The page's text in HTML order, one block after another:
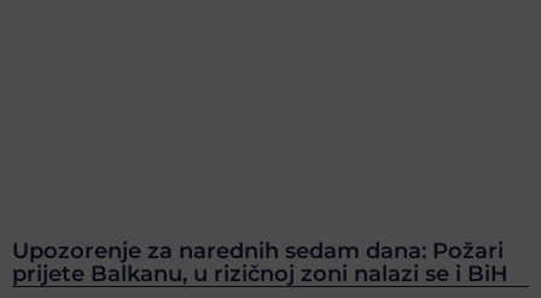
Upozorenje za narednih sedam dana: Požari
prijete Balkanu, u rizičnoj zoni nalazi se i BiH